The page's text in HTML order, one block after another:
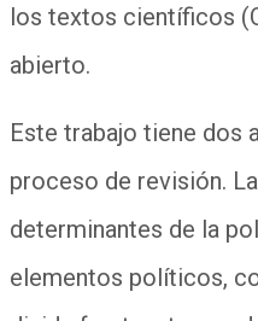
los textos científicos
abierto.
Este trabajo tiene dos
proceso de revisión.
determinantes de la
elementos políticos,